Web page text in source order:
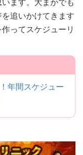
追いかけてきます
ってスケジューリ
年間スケジュー